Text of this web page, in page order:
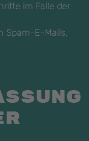
im Falle der
Spam-E-Mails,